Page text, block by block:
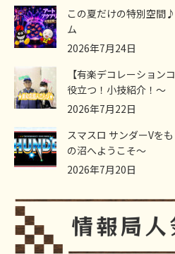
この夏だけの特別空間
ム
2026年7月24日
【有楽デコレーション
役立つ！小技紹介！～
2026年7月22日
スマスロ サンダーVを
の沼へようこそ～
2026年7月20日